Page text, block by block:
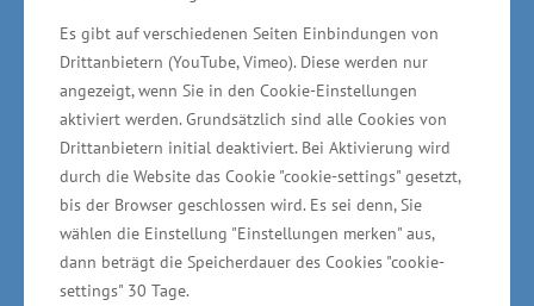
Es gibt auf verschiedenen Seiten Einbindungen von
Drittanbietern (YouTube, Vimeo). Diese werden nur
angezeigt, wenn Sie in den Cookie-Einstellungen
aktiviert werden. Grundsätzlich sind alle Cookies von
Drittanbietern initial deaktiviert. Bei Aktivierung wird
durch die Website das Cookie "cookie-settings" gesetzt,
bis der Browser geschlossen wird. Es sei denn, Sie
wählen die Einstellung "Einstellungen merken" aus,
dann beträgt die Speicherdauer des Cookies "cookie-
settings" 30 Tage.
errichtet und dem Sanitätshaus als Mieter zur
Verfügung gestellt wird, sollen auch
Räumlichkeiten für Fachärzte und
Physiotherapeuten entstehen. Weiterhin ist
nach Unternehmensangaben geplant, neben
der Fertigung von Prothesen, Orthesen,
Einlagen und Stützkorsetts den Bereich der
Myoelektrik auszubauen. Dabei handelt es sich